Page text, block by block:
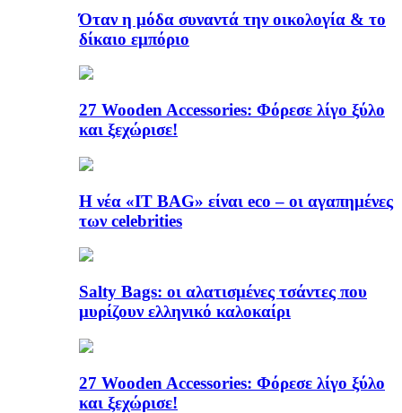
Όταν η μόδα συναντά την οικολογία & το
δίκαιο εμπόριο
27 Wooden Accessories: Φόρεσε λίγο ξύλο
και ξεχώρισε!
Η νέα «IT BAG» είναι eco – οι αγαπημένες
των celebrities
Salty Bags: οι αλατισμένες τσάντες που
μυρίζουν ελληνικό καλοκαίρι
27 Wooden Accessories: Φόρεσε λίγο ξύλο
και ξεχώρισε!